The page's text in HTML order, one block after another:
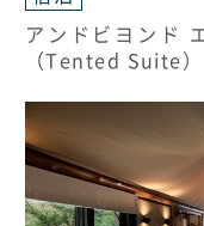
アンドビヨンド
（Tented Suite）